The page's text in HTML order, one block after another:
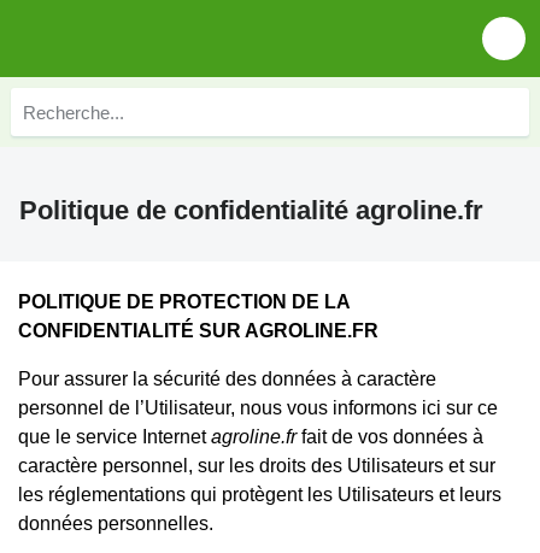
Politique de confidentialité agroline.fr
POLITIQUE DE PROTECTION DE LA
CONFIDENTIALITÉ SUR AGROLINE.FR
Pour assurer la sécurité des données à caractère
personnel de l’Utilisateur, nous vous informons ici sur ce
que le service Internetagroline.frfait de vos données à
caractère personnel, sur les droits des Utilisateurs et sur
les réglementations qui protègent les Utilisateurs et leurs
données personnelles.